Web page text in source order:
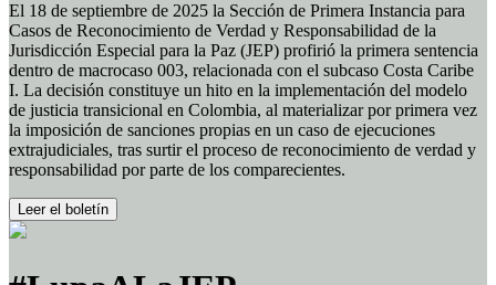
El 18 de septiembre de 2025 la Sección de Primera Instancia para
Casos de Reconocimiento de Verdad y Responsabilidad de la
Jurisdicción Especial para la Paz (JEP) profirió la primera sentencia
dentro de macrocaso 003, relacionada con el subcaso Costa Caribe
I. La decisión constituye un hito en la implementación del modelo
de justicia transicional en Colombia, al materializar por primera vez
la imposición de sanciones propias en un caso de ejecuciones
extrajudiciales, tras surtir el proceso de reconocimiento de verdad y
responsabilidad por parte de los comparecientes.
Leer el boletín